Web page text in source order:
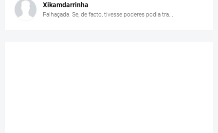
Xikamdarrinha
Palhaçada. Se, de facto, tivesse poderes podia tra...